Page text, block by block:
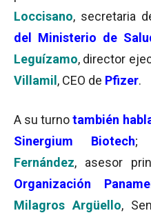
Loccisano, secretaria
del Ministerio de
Leguízamo, director
Villamil , CEO de Pfizer.
A su turnotambién
Sinergium Biotech;
Fernández, asesor
Organización
Milagros Argüello,